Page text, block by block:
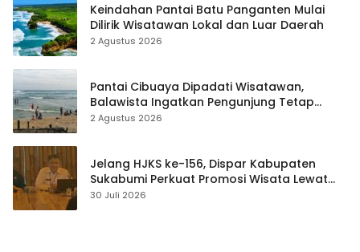
Keindahan Pantai Batu Panganten Mulai
Dilirik Wisatawan Lokal dan Luar Daerah
2 Agustus 2026
Pantai Cibuaya Dipadati Wisatawan,
Balawista Ingatkan Pengunjung Tetap
Waspada
2 Agustus 2026
Jelang HJKS ke-156, Dispar Kabupaten
Sukabumi Perkuat Promosi Wisata Lewat
Publikasi Digital
30 Juli 2026